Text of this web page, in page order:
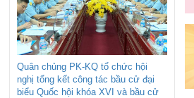
Quân chủng PK-KQ tổ chức hội
nghị tổng kết công tác bầu cử đại
biểu Quốc hội khóa XVI và bầu cử